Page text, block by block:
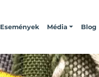
Események Média Blog